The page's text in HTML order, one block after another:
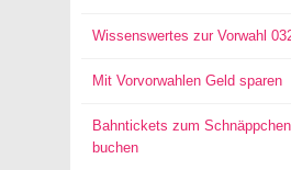
Wissenswertes zur Vorwahl
Mit Vorvorwahlen Geld sparen
Bahntickets zum
buchen